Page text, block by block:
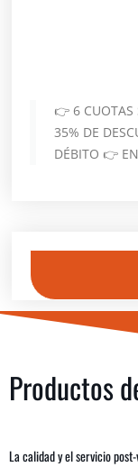
👉 6 CUOTAS
35% DE
DÉBITO 👉
Productos
La calidad y el servicio